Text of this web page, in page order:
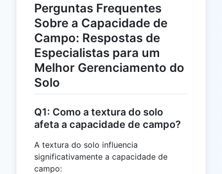
Perguntas Frequentes
Sobre a Capacidade de
Campo: Respostas de
Especialistas para um
Melhor Gerenciamento do
Solo
Q1: Como a textura do solo
afeta a capacidade de campo?
A textura do solo influencia
significativamente a capacidade de
campo: